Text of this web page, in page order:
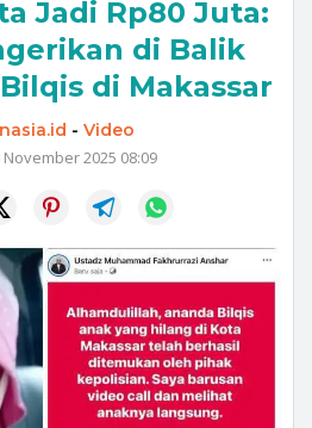
Jadi Rp80 Juta:
di Balik
di Makassar
- Video
2025 08:09